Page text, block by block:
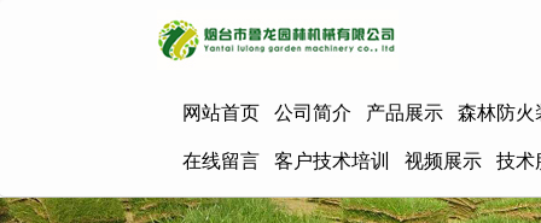
网站首页 公司简介 产品展示 森林防火
在线留言 客户技术培训 视频展示 技术